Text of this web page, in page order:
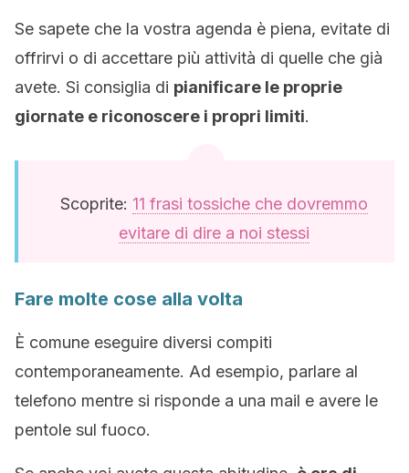
Se sapete che la vostra agenda è piena, evitate di
offrirvi o di accettare più attività di quelle che già
avete. Si consiglia di pianificare le proprie
giornate e riconoscere i propri limiti.
Scoprite: 11 frasi tossiche che dovremmo
evitare di dire a noi stessi
Fare molte cose alla volta
È comune eseguire diversi compiti
contemporaneamente. Ad esempio, parlare al
telefono mentre si risponde a una mail e avere le
pentole sul fuoco.